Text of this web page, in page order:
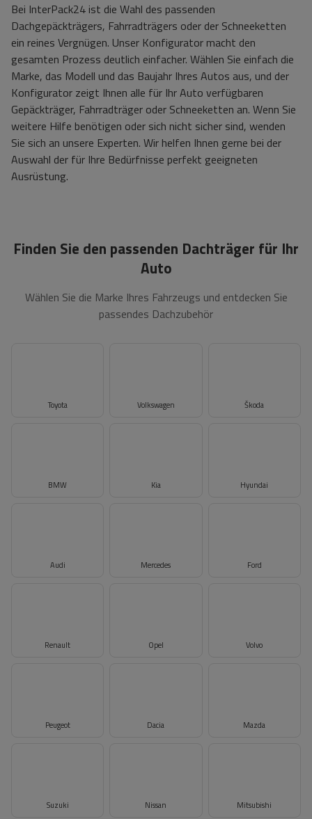
Bei InterPack24 ist die Wahl des passenden
Dachgepäckträgers, Fahrradträgers oder der Schneeketten
ein reines Vergnügen. Unser Konfigurator macht den
gesamten Prozess deutlich einfacher. Wählen Sie einfach die
Marke, das Modell und das Baujahr Ihres Autos aus, und der
Konfigurator zeigt Ihnen alle für Ihr Auto verfügbaren
Gepäckträger, Fahrradträger oder Schneeketten an. Wenn Sie
weitere Hilfe benötigen oder sich nicht sicher sind, wenden
Sie sich an unsere Experten. Wir helfen Ihnen gerne bei der
Auswahl der für Ihre Bedürfnisse perfekt geeigneten
Ausrüstung.
Finden Sie den passenden Dachträger für Ihr
Auto
Wählen Sie die Marke Ihres Fahrzeugs und entdecken Sie
passendes Dachzubehör
Toyota Volkswagen Škoda
BMW Kia Hyundai
Audi Mercedes Ford
Renault Opel Volvo
Peugeot Dacia Mazda
Suzuki Nissan Mitsubishi